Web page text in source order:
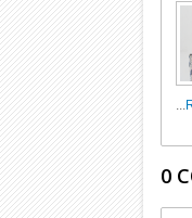
...
0